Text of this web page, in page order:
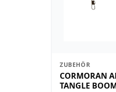
ZUBEHÖR
CORMORAN
TANGLE